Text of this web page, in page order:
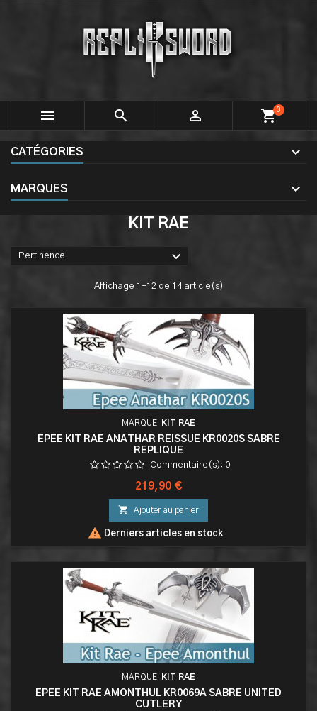
   shopping_cart0
CATÉGORIES
MARQUES
KIT RAE
Pertinence 
Affichage 1-12 de 14 article(s)
MARQUE: KIT RAE
EPEE KIT RAE ANATHAR REISSUE KR0020S SABRE
REPLIQUE
Commentaire(s): 0
Prix
219,90 €
 Ajouter au panier
 Derniers articles en stock
MARQUE: KIT RAE
EPEE KIT RAE AMONTHUL KR0069A SABRE UNITED
CUTLERY